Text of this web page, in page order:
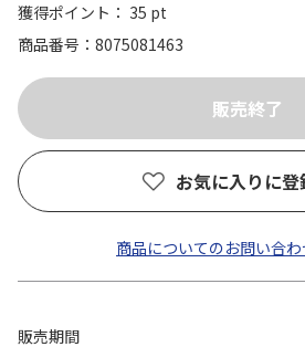
獲得ポイント： 35 pt
商品番号
8075081463
お気に入りに登
商品についてのお問い合
販売期間